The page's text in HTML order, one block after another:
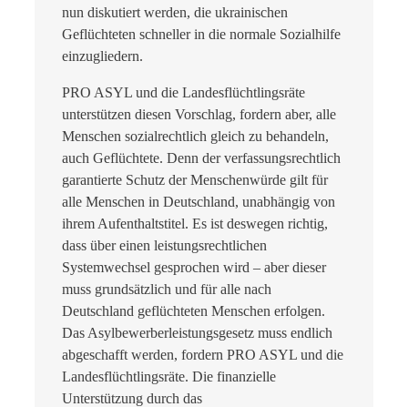
nun diskutiert werden, die ukrainischen
Geflüchteten schneller in die normale Sozialhilfe
einzugliedern.
PRO ASYL und die Landesflüchtlingsräte
unterstützen diesen Vorschlag, fordern aber, alle
Menschen sozialrechtlich gleich zu behandeln,
auch Geflüchtete. Denn der verfassungsrechtlich
garantierte Schutz der Menschenwürde gilt für
alle Menschen in Deutschland, unabhängig von
ihrem Aufenthaltstitel. Es ist deswegen richtig,
dass über einen leistungsrechtlichen
Systemwechsel gesprochen wird – aber dieser
muss grundsätzlich und für alle nach
Deutschland geflüchteten Menschen erfolgen.
Das Asylbewerberleistungsgesetz muss endlich
abgeschafft werden, fordern PRO ASYL und die
Landesflüchtlingsräte. Die finanzielle
Unterstützung durch das